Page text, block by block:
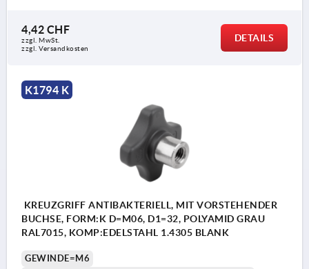
4,42 CHF
zzgl. MwSt.
zzgl. Versandkosten
DETAILS
K1794 K
KREUZGRIFF ANTIBAKTERIELL, MIT VORSTEHENDER
BUCHSE, FORM:K D=M06, D1=32, POLYAMID GRAU
RAL7015, KOMP:EDELSTAHL 1.4305 BLANK
GEWINDE=M6